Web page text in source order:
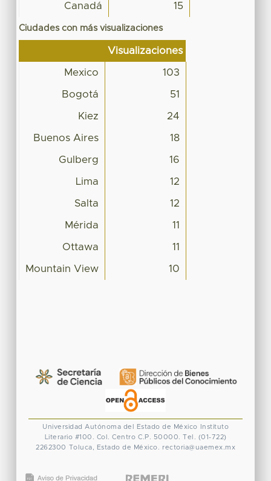
Canadá 15
Ciudades con más visualizaciones
Visualizaciones
Mexico 103
Bogotá 51
Kiez 24
Buenos Aires 18
Gulberg 16
Lima 12
Salta 12
Mérida 11
Ottawa 11
Mountain View 10
Universidad Autónoma del Estado de México
Instituto
Literario #100. Col. Centro C.P. 50000. Tel. (01-722)
2262300 Toluca, Estado de México. rectoria@uaemex.mx